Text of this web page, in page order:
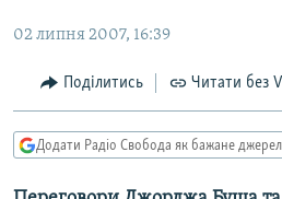
до
СПОРТ
УКРАЇНА
ТИ ЯК?
СХЕМИ
02 липня 2007, 16:39
Поділитись Читати без
Додати Радіо Свобода як бажане